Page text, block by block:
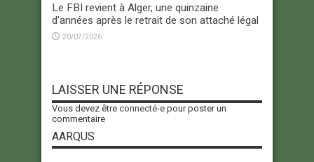
Le FBI revient à Alger, une quinzaine
d’années après le retrait de son attaché légal
20/07/2026
LAISSER UNE RÉPONSE
Vous devez être connecté-e pour poster un
commentaire
AARQUS